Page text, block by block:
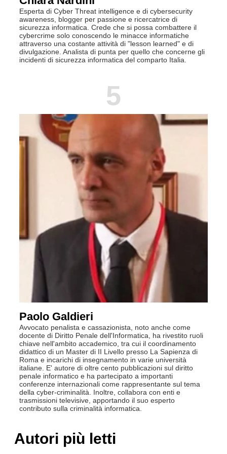
Esperta di Cyber Threat intelligence e di cybersecurity
awareness, blogger per passione e ricercatrice di
sicurezza informatica. Crede che si possa combattere il
cybercrime solo conoscendo le minacce informatiche
attraverso una costante attività di "lesson learned" e di
divulgazione. Analista di punta per quello che concerne gli
incidenti di sicurezza informatica del comparto Italia.
5
Paolo Galdieri
Avvocato penalista e cassazionista, noto anche come
docente di Diritto Penale dell'Informatica, ha rivestito ruoli
chiave nell'ambito accademico, tra cui il coordinamento
didattico di un Master di II Livello presso La Sapienza di
Roma e incarichi di insegnamento in varie università
italiane. E' autore di oltre cento pubblicazioni sul diritto
penale informatico e ha partecipato a importanti
conferenze internazionali come rappresentante sul tema
della cyber-criminalità. Inoltre, collabora con enti e
trasmissioni televisive, apportando il suo esperto
contributo sulla criminalità informatica.
Autori più letti